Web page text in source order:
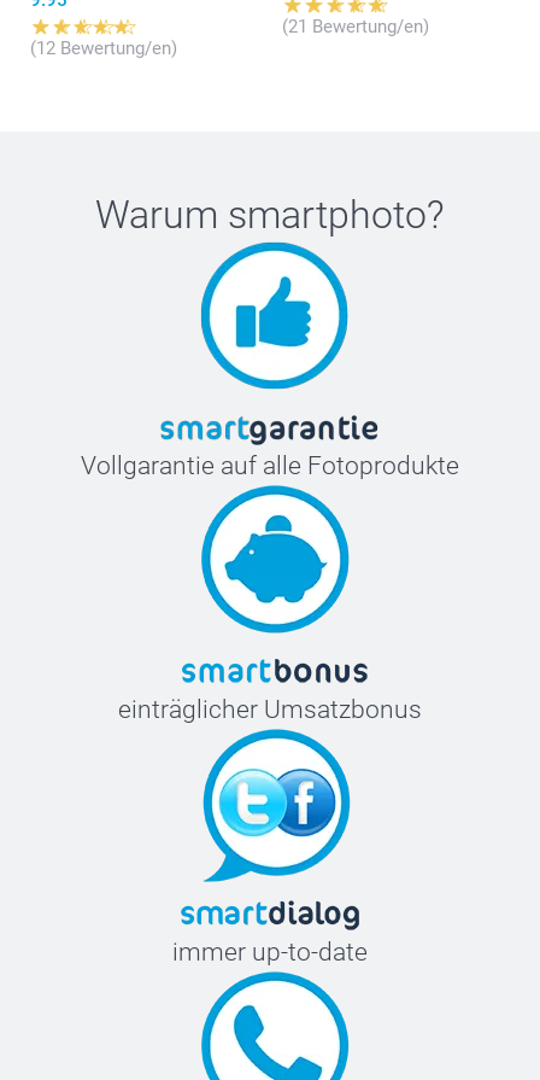
(12 Bewertung/en)
(21 Bewertung/en)
Warum smartphoto?
Vollgarantie auf alle Fotoprodukte
einträglicher Umsatzbonus
immer up-to-date